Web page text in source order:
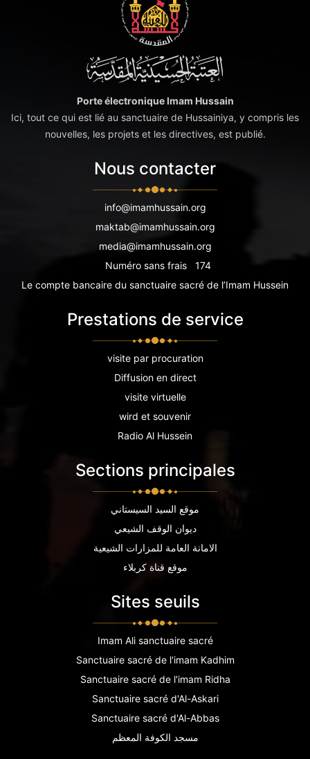
Porte électronique Imam Hussain
Ici, tout ce qui est lié au sanctuaire de Hussainiya, y compris les
nouvelles, les projets et les directives, est publié.
Nous contacter
info@imamhussain.org
maktab@imamhussain.org
media@imamhussain.org
Numéro sans frais
174
Le compte bancaire du sanctuaire sacré de l’Imam Hussein
Prestations de service
visite par procuration
Diffusion en direct
visite virtuelle
wird et souvenir
Radio Al Hussein
Sections principales
موقع السيد السيستاني
ديوان الوقف الشيعي
الامانة العامة للمزارات الشيعية
موقع قناة كربلاء
Sites seuils
Imam Ali sanctuaire sacré
Sanctuaire sacré de l'imam Kadhim
Sanctuaire sacré de l'imam Ridha
Sanctuaire sacré d'Al-Askari
Sanctuaire sacré d'Al-Abbas
مسجد الكوفة المعظم